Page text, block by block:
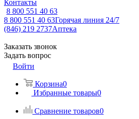
Контакты
8 800 551 40 63
8 800 551 40 63Горячая линия 24/7
(846) 219 2737Аптека
Заказать звонок
Задать вопрос
Войти
Корзина0
Избранные товары0
Сравнение товаров0